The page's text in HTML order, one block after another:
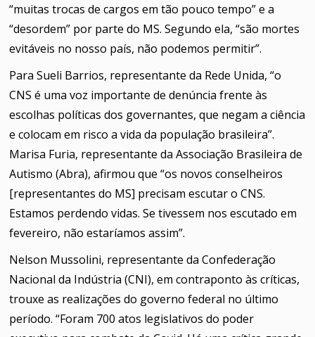
“muitas trocas de cargos em tão pouco tempo” e a
“desordem” por parte do MS. Segundo ela, “são mortes
evitáveis no nosso país, não podemos permitir”.
Para Sueli Barrios, representante da Rede Unida, “o
CNS é uma voz importante de denúncia frente às
escolhas políticas dos governantes, que negam a ciência
e colocam em risco a vida da população brasileira”.
Marisa Furia, representante da Associação Brasileira de
Autismo (Abra), afirmou que “os novos conselheiros
[representantes do MS] precisam escutar o CNS.
Estamos perdendo vidas. Se tivessem nos escutado em
fevereiro, não estaríamos assim”.
Nelson Mussolini, representante da Confederação
Nacional da Indústria (CNI), em contraponto às críticas,
trouxe as realizações do governo federal no último
período. “Foram 700 atos legislativos do poder